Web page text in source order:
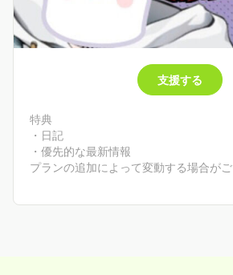
支援する
特典
・日記
・優先的な最新情報
プランの追加によって変動する場合が